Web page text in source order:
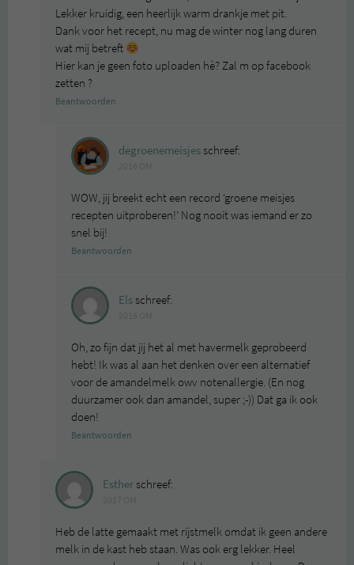
Lekker kruidig, een heerlijk warm drankje met pit.
Dank voor het recept, nu mag de winter nog lang duren
wat mij betreft
Hier kan je geen foto uploaden hè? Zal m op facebook
zetten ?
Beantwoorden
degroenemeisjesschreef:
WOW, jij breekt echt een record ‘groene meisjes
recepten uitproberen!’ Nog nooit was iemand er zo
snel bij!
Beantwoorden
Elsschreef:
Oh, zo fijn dat jij het al met havermelk geprobeerd
hebt! Ik was al aan het denken over een alternatief
voor de amandelmelk owv notenallergie. (En nog
duurzamer ook dan amandel, super ;-)) Dat ga ik ook
doen!
Beantwoorden
Estherschreef:
Heb de latte gemaakt met rijstmelk omdat ik geen andere
melk in de kast heb staan. Was ook erg lekker. Heel